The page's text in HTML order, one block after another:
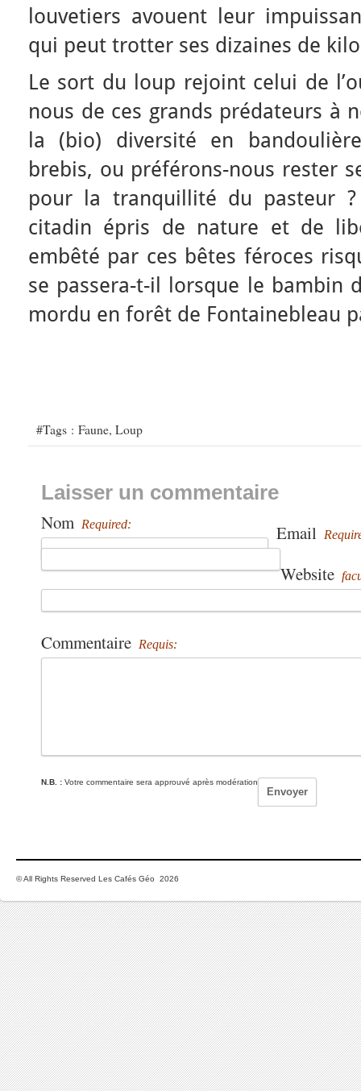
louvetiers avouent leur
qui peut trotter ses dizaines de
Le sort du loup rejoint celui de
nous de ces grands prédateurs à
la (bio) diversité en
brebis, ou préférons-nous rester
pour la tranquillité du pasteur
citadin épris de nature et de
embêté par ces bêtes féroces
se passera-t-il lorsque le bambin
mordu en forêt de Fontainebleau
#Tags : Faune, Loup
Laisser un commentaire
Nom Required: Email
Website
Commentaire Requis:
N.B. : Votre commentaire sera approuvé après modération
© All Rights Reserved Les Cafés Géo 2026